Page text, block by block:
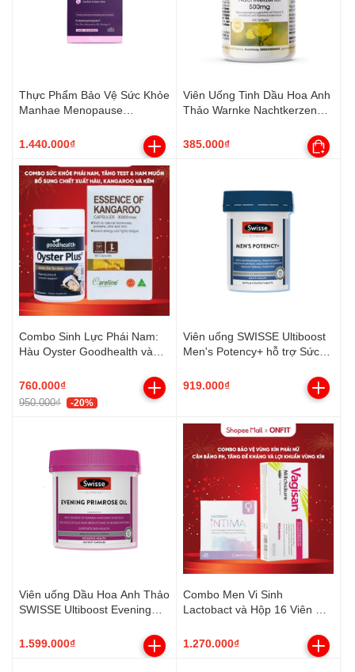
Thực Phẩm Bảo Vệ Sức Khỏe
Manhae Menopause
1.440.000₫
Viên Uống Tinh Dầu Hoa Anh
Thảo Warnke Nachtkerzenol
385.000₫
Combo Sinh Lực Phái Nam:
Hàu Oyster Goodhealth và
760.000₫
950.000₫ -20%
Viên uống SWISSE Ultiboost
Men's Potency+ hỗ trợ Sức
viên)
919.000₫
Viên uống Dầu Hoa Anh Thảo
SWISSE Ultiboost Evening
1.599.000₫
Combo Men Vi Sinh
Lactobact và Hộp 16 Viên Đặt
1.270.000₫